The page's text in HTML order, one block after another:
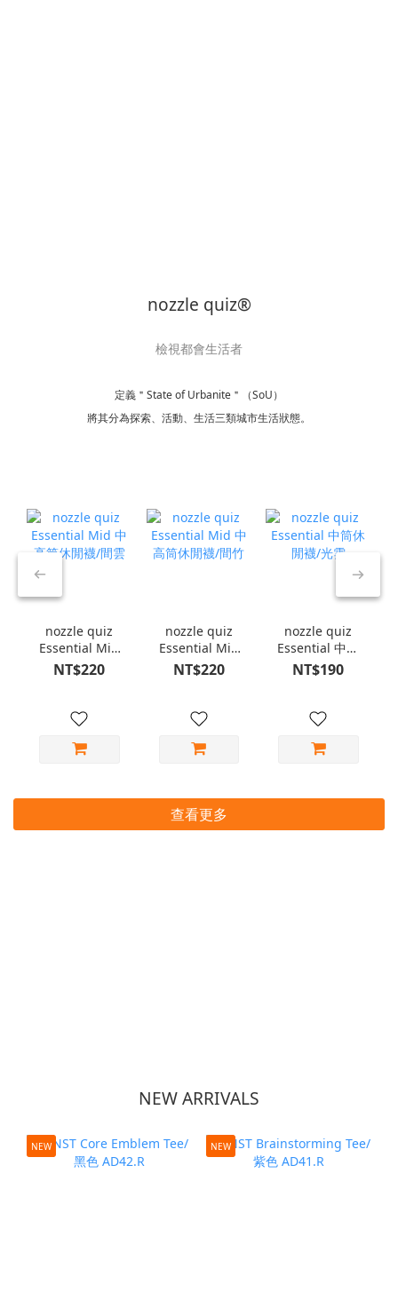
nozzle quiz®
檢視都會生活者
定義＂State of Urbanite＂（SoU）
將其分為探索、活動、生活三類城市生活狀態。
nozzle quiz
Essential Mid
中高筒休閒襪/
NT$220
nozzle quiz
Essential Mid
中高筒休閒襪/
NT$220
nozzle quiz
Essential 中筒
休閒襪/光雲
NT$190
查看更多
NEW ARRIVALS
NEW NEW